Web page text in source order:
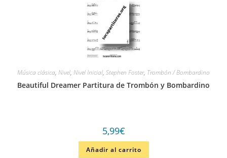
Música clásica, Nivel, Nivel Inicial, Stephen Foster, Trombón / Bombardino
Beautiful Dreamer Partitura de Trombón y Bombardino
5,99€
Añadir al carrito